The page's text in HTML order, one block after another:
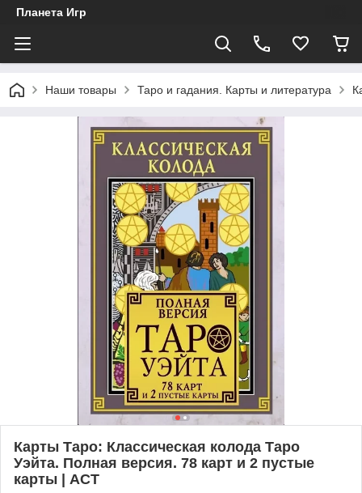
Планета Игр
Наши товары Таро и гадания. Карты и литература
Карты Таро: Классическая колода Таро
Уэйта. Полная версия. 78 карт и 2 пустые
карты | АСТ